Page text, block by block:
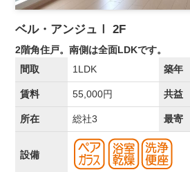
ベル・アンジュⅠ 2F
2階角住戸。南側は全面LDKです。
間取
1LDK 築年
賃料 55,000円 共益
所在 総社3 最寄
設備